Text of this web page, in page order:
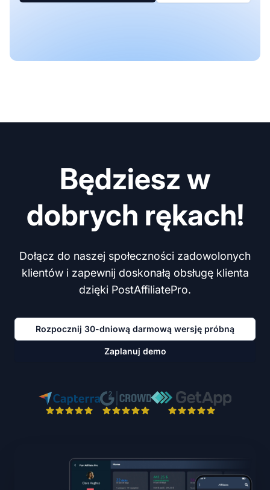
Będziesz w
dobrych rękach!
Dołącz do naszej społeczności zadowolonych
klientów i zapewnij doskonałą obsługę klienta
dzięki PostAffiliatePro.
Rozpocznij 30-dniową darmową wersję próbną
Zaplanuj demo